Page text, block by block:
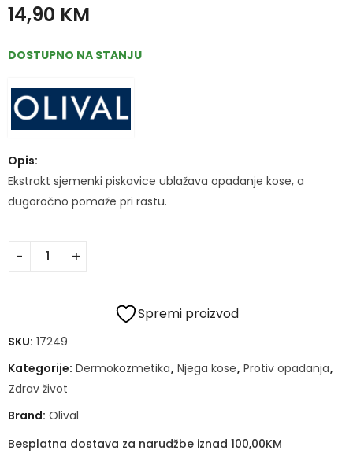
14,90 KM
DOSTUPNO NA STANJU
Opis:
Ekstrakt sjemenki piskavice ublažava opadanje kose, a
dugoročno pomaže pri rastu.
Spremi proizvod
SKU: 17249
Kategorije: Dermokozmetika, Njega kose, Protiv opadanja,
Zdrav život
Brand: Olival
Besplatna dostava za narudžbe iznad 100,00KM